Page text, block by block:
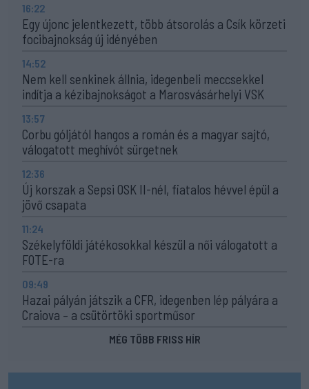
16:22
Egy újonc jelentkezett, több átsorolás a Csík körzeti
focibajnokság új idényében
14:52
Nem kell senkinek állnia, idegenbeli meccsekkel
indítja a kézibajnokságot a Marosvásárhelyi VSK
13:57
Corbu góljától hangos a román és a magyar sajtó,
válogatott meghívót sürgetnek
12:36
Új korszak a Sepsi OSK II-nél, fiatalos hévvel épül a
jövő csapata
11:24
Székelyföldi játékosokkal készül a női válogatott a
FOTE-ra
09:49
Hazai pályán játszik a CFR, idegenben lép pályára a
Craiova – a csütörtöki sportműsor
MÉG TÖBB FRISS HÍR